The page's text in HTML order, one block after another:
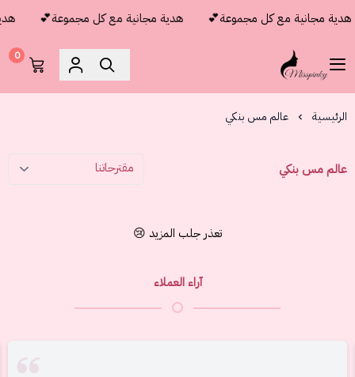
هدية مجانية مع كل مجموعة💕 هدية مجانية مع كل مجموعة💕
مس بنكي
0
الرئيسية عالم مس بنكي
عالم مس بنكي
تعذر جلب المزيد 😢
آراء العملاء